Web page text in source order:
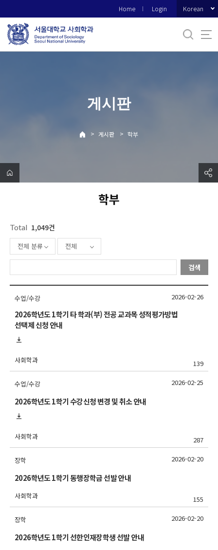
로
메
Home Login Korean
게시판
> 게시판 > 학부
학부
Total 1,049건
전체 분류 전체
검색
수업/수강
2026학년도 1학기 타 학과(부) 전공 교과목 성적평가방법
선택제 신청 안내
사회학과 139
2026-02-26
수업/수강
2026학년도 1학기 수강신청 변경 및 취소 안내
사회학과 287
2026-02-25
장학
2026학년도 1학기 동행장학금 선발 안내
사회학과 155
2026-02-20
장학
2026학년도 1학기 선한인재장학생 선발 안내
2026-02-20